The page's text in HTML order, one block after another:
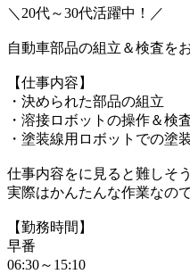
＼20代～30代活躍中！／
自動車部品の組立＆検査を
【仕事内容】
・決められた部品の組立
・溶接ロボットの操作＆検
・塗装線用ロボットでの塗
仕事内容をに見ると難しそ
実際はかんたんな作業なの
【勤務時間】
早番
06:30～15:10